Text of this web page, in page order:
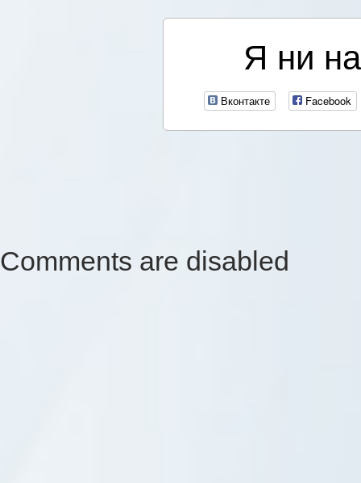
Я ни
Вконтакте Facebook
Comments are disabled